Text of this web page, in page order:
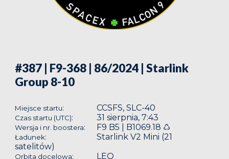
#387 | F9-368 | 86/2024 | Starlink
Group 8-10
Miejsce startu: CCSFS, SLC-40
Czas startu (UTC): 31 sierpnia, 7:43
Wersja i nr. boostera: F9 B5 | B1069.18 ♺
Ładunek:
Starlink V2 Mini (21
satelitów)
Orbita docelowa: LEO